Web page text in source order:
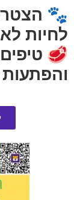
קיטקאט
טונה ושרימפס 70 גרם בקופסה
🐾
לחיות
🥩